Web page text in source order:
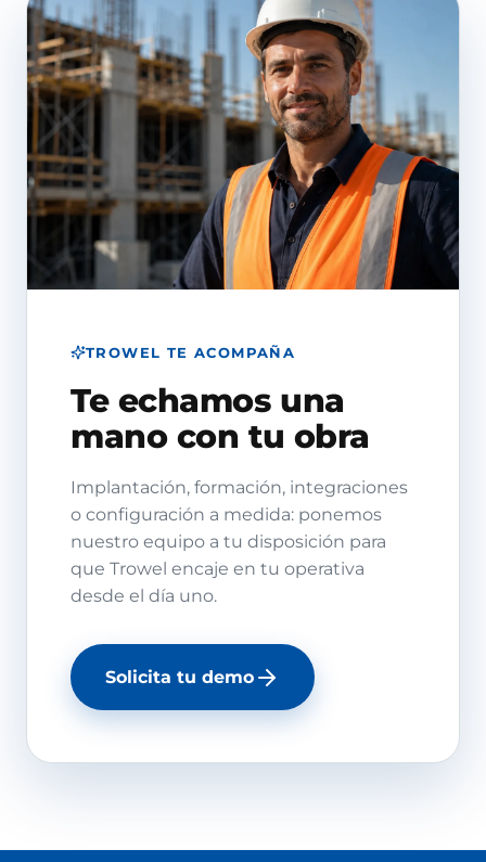
TROWEL TE ACOMPAÑA
Te echamos una
mano con tu obra
Implantación, formación, integraciones
o configuración a medida: ponemos
nuestro equipo a tu disposición para
que Trowel encaje en tu operativa
desde el día uno.
Solicita tu demo